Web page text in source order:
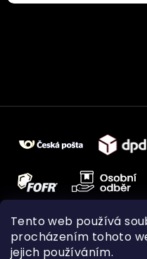
Tento web používá
procházením tohoto
jejich používáním.